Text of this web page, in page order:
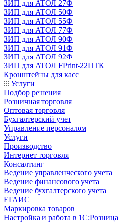
ЗИП для АТОЛ 27Ф
ЗИП для АТОЛ 50Ф
ЗИП для АТОЛ 55Ф
ЗИП для АТОЛ 77Ф
ЗИП для АТОЛ 90Ф
ЗИП для АТОЛ 91Ф
ЗИП для АТОЛ 92Ф
ЗИП для АТОЛ FPrint-22ПТК
Кронштейны для касс
Услуги
Подбор решения
Розничная торговля
Оптовая торговля
Бухгалтерский учет
Управление персоналом
Услуги
Производство
Интернет торговля
Консалтинг
Ведение управленческого учета
Ведение финансового учета
Ведение бухгалтерского учета
ЕГАИС
Маркировка товаров
Настройка и работа в 1С:Розница